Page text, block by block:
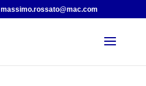
massimo.rossato@mac.com